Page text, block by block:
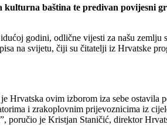
baština te predivan povijesni
godini, odlične vijesti za našu zemlju
na svijetu, čiji su čitatelji iz Hrvatske
ovim izborom iza sebe ostavila
i zrakoplovnim prijevoznicima iz
poručio je Kristjan Staničić, direktor